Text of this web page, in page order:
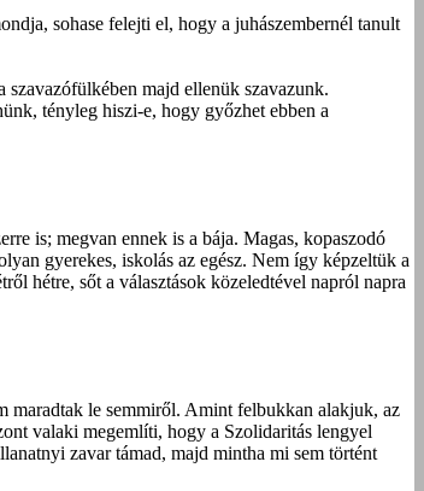
sohase felejti el, hogy a juhászembernél tanult
majd ellenük szavazunk.
tényleg hiszi-e, hogy győzhet ebben a
is; megvan ennek is a bája. Magas, kopaszodó
gyerekes, iskolás az egész. Nem így képzeltük a
hétre, sőt a választások közeledtével napról napra
maradtak le semmiről. Amint felbukkan alakjuk, az
valaki megemlíti, hogy a Szolidaritás lengyel
zavar támad, majd mintha mi sem történt